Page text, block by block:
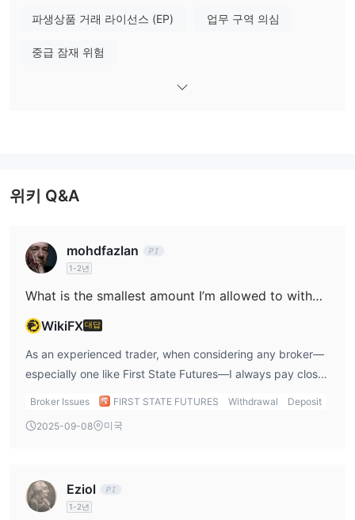
지수, 마이크로 다자간 및 상품 (CPO, Olein, Cocoa, coffee)을 제공
여 이메일을 열고 이메일에 포함된 활성화 링크를 클릭하여 이메일
First State Futures 수수료
또한, 고객의 계정이
50의 비활동 수수료가 부과됩니다.
거래 플랫폼
First State Futures은(는)JAFeTS NOW 및 MT4 거래 플랫폼
을 제공합니다.
이 플랫폼은 최신 기술을 기반으로 구축되어 향후 기술 발전을 지원
하며 시장 요구에 따라 추가 개발될 수 있습니다. 또한 다자간 상품
Metaquotes Software Corp의 소프트웨어를 기반으로 한 MT4는
모든 종류의 장치를 지원하는 다목적 플랫폼입니다. 이 플랫폼은 실
파생상품 거래 라이선스 (EP) 업무 구역 의심
중급 잠재 위험
위키 Q&A
mohdfazlan
1-2년
What is the smallest amount I’m allowed to withdraw from my First State Futures account in a single transaction?
WikiFX대답
As an experienced trader, when considering any broker—
especially one like First State Futures—I always pay close
attention to transaction details, including minimum deposit
State Futures does provide some transparency about fees
company’s name for security. However, I have not found
specific, disclosed information regarding the minimum
Broker Issues FIRST STATE FUTURES Withdrawal Deposit
2025-09-08 미국
Eziol
1-2년